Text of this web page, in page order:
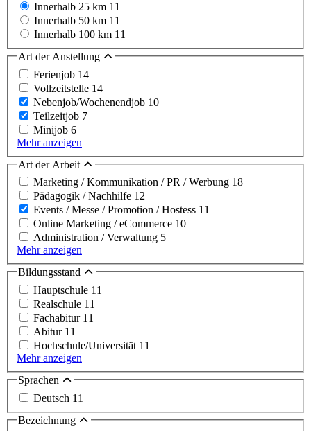
Innerhalb 25 km 11
Innerhalb 50 km 11
Innerhalb 100 km 11
Art der Anstellung
Ferienjob 14
Vollzeitstelle 14
Nebenjob/Wochenendjob 10
Teilzeitjob 7
Minijob 6
Mehr anzeigen
Art der Arbeit
Marketing / Kommunikation / PR / Werbung 18
Pädagogik / Nachhilfe 12
Events / Messe / Promotion / Hostess 11
Online Marketing / eCommerce 10
Administration / Verwaltung 5
Mehr anzeigen
Bildungsstand
Hauptschule 11
Realschule 11
Fachabitur 11
Abitur 11
Hochschule/Universität 11
Mehr anzeigen
Sprachen
Deutsch 11
Bezeichnung